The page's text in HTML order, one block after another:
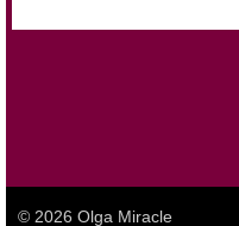
© 2026 Olga Miracle